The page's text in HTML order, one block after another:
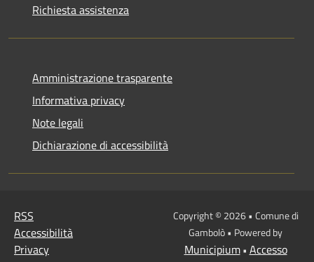
Richiesta assistenza
Amministrazione trasparente
Informativa privacy
Note legali
Dichiarazione di accessibilità
RSS
Accessibilità
Privacy
Copyright © 2026 • Comune di
Gambolò • Powered by
Municipium• Accesso